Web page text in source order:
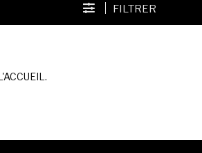
FILTRER